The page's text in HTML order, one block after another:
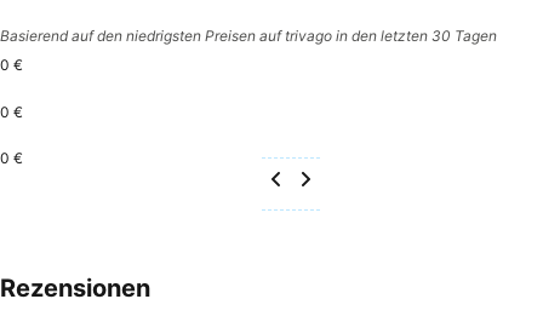
Basierend auf den niedrigsten Preisen auf trivago in den letzten 30 Tagen
0 €
0 €
0 €
Rezensionen